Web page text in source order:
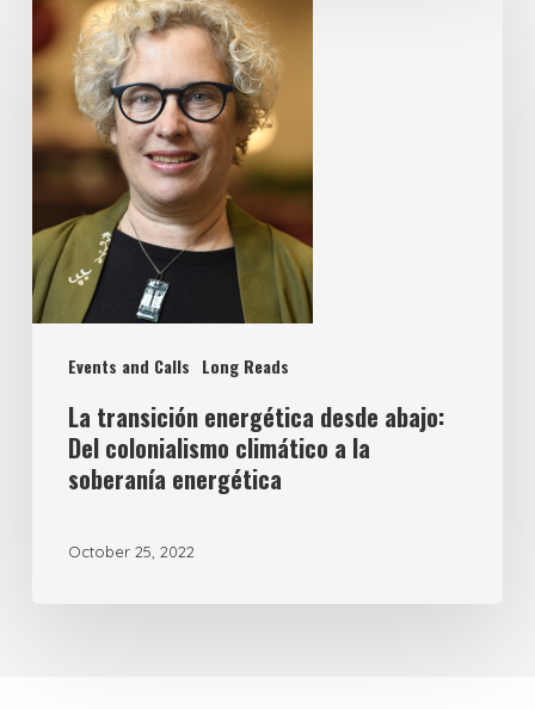
Events and Calls Long Reads
La transición energética desde abajo:
Del colonialismo climático a la
soberanía energética
October 25, 2022